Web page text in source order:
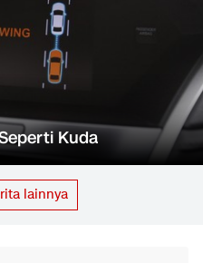
Kuda
lainnya